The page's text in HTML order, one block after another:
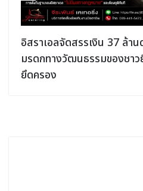
อิสราเอลจัดสรรเงิน 37 ล้
มรดกทางวัฒนธรรมของชาว
ยึดครอง